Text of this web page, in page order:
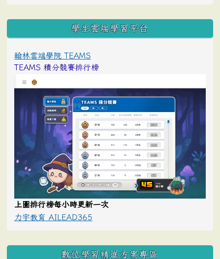
學生雲端學習平台
翰林雲端學院 TEAMS
TEAMS 積分競賽排行榜
上圖排行榜每小時更新一次
力宇教育 AILEAD365
數位學習精進方案專區